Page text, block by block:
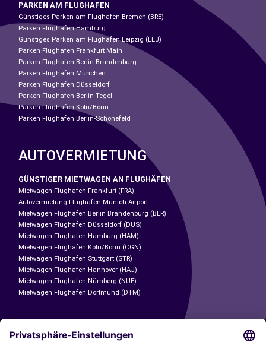
PARKEN AM FLUGHAFEN
Günstiges Parken am Flughafen Bremen (BRE)
Parken Flughafen Hamburg
Günstiges Parken am Flughafen Leipzig (LEJ)
Parken Flughafen Frankfurt Main
Parken Flughafen Berlin Brandenburg
Parken Flughafen München
Parken Flughafen Düsseldorf
Parken Flughafen Berlin-Tegel
Parken Flughafen Köln/Bonn
Parken Flughafen Berlin-Schönefeld
AUTOVERMIETUNG
GÜNSTIGER MIETWAGEN AN FLUGHÄFEN
Mietwagen Flughafen Frankfurt (FRA)
Autovermietung Flughafen Munich Airport
Mietwagen Flughafen Berlin Brandenburg (BER)
Mietwagen Flughafen Düsseldorf (DUS)
Mietwagen Flughafen Hamburg (HAM)
Mietwagen Flughafen Köln/Bonn (CGN)
Mietwagen Flughafen Stuttgart (STR)
Mietwagen Flughafen Hannover (HAJ)
Mietwagen Flughafen Nürnberg (NUE)
Mietwagen Flughafen Dortmund (DTM)
CARSHARING